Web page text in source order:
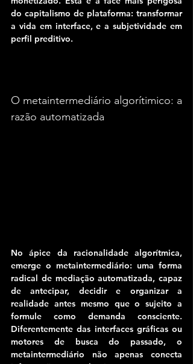
do capitalismo de plataforma: transformar
a vida em interface, e a subjetividade em
perfil preditivo.
O metaintermediário algorítimico: a
razão automatizada
No ápice da racionalidade algorítmica,
emerge o metaintermediário: uma forma
radical de mediação automatizada, capaz
de antecipar, decidir e organizar a
realidade antes mesmo que o sujeito a
formule como demanda consciente.
Diferentemente das interfaces gráficas ou
motores de busca do passado, o
metaintermediário não apenas conecta